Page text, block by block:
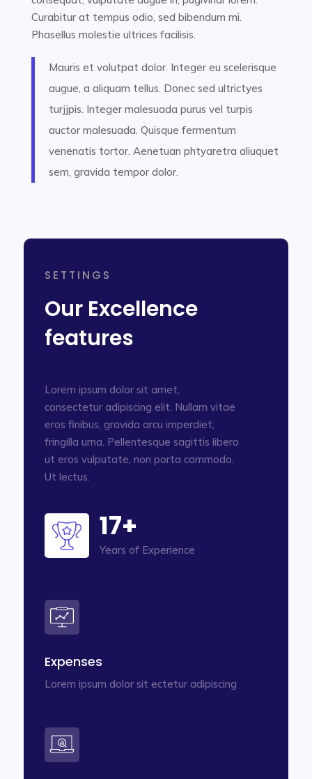
Curabitur at tempus odio, sed bibendum mi.
Phasellus molestie ultrices facilisis.
Mauris et volutpat dolor. Integer eu scelerisque
augue, a aliquam tellus. Donec sed ultrictyes
turjjpis. Integer malesuada purus vel turpis
auctor malesuada. Quisque fermentum
venenatis tortor. Aenetuan phtyaretra aliuquet
sem, gravida tempor dolor.
SETTINGS
Our Excellence
features
Lorem ipsum dolor sit amet,
consectetur adipiscing elit. Nullam vitae
eros finibus, gravida arcu imperdiet,
fringilla urna. Pellentesque sagittis libero
ut eros vulputate, non porta commodo.
Ut lectus.
17+
Years of Experience
Expenses
Lorem ipsum dolor sit ectetur adipiscing